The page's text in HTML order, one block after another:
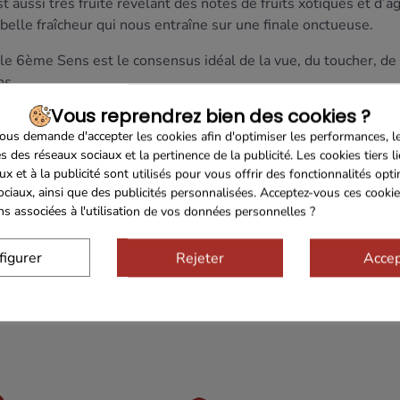
fraîcheur qui nous entraîne sur une finale onctueuse.
6ème Sens est le consensus idéal de la vue, du toucher, de
.
verts.
buis, il est aussi très fruité révélant des notes de fruits
d’une belle fraîcheur qui nous entraîne sur une finale
Grenache
poissons fromagesfrais.
Vous reprendrez bien des cookies ?
demande d'accepter les cookies afin d'optimiser les performances,
des réseaux sociaux et la pertinence de la publicité. Les cookies tiers
et à la publicité sont utilisés pour vous offrir des fonctionnalités
ainsi que des publicités personnalisées. Acceptez-vous ces
associées à l'utilisation de vos données personnelles ?
Rejeter